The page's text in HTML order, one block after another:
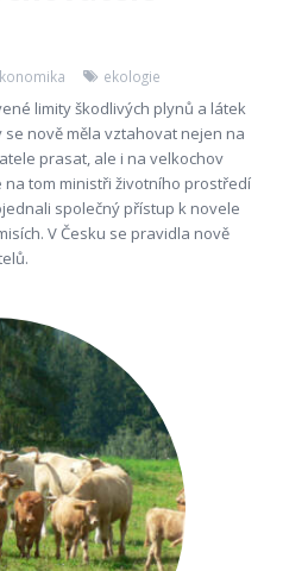
ekologie
limity škodlivých plynů a látek
nově měla vztahovat nejen na
prasat, ale i na velkochov
tom ministři životního prostředí
společný přístup k novele
V Česku se pravidla nově